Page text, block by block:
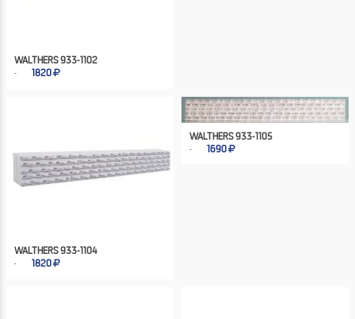
WALTHERS 933-1102
1820
WALTHERS 933-1104
1820
WALTHERS 933-1105
1690